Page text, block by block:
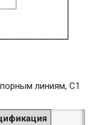
линиям, C1